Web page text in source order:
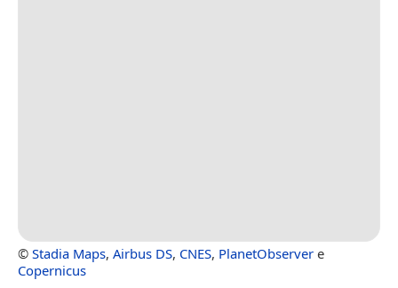
© Stadia Maps, Airbus DS, CNES, PlanetObserver e
Copernicus